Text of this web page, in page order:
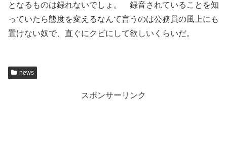
となるものは録れないでしょ。 録音されていることを知
っていたら態度を変えるなんて言うのは公務員の風上にも
置けない奴で、直ぐにクビにして欲しいくらいだ。
news
スポンサーリンク